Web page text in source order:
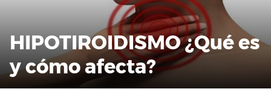
HIPOTIROIDISMO ¿Qué es
y cómo afecta?